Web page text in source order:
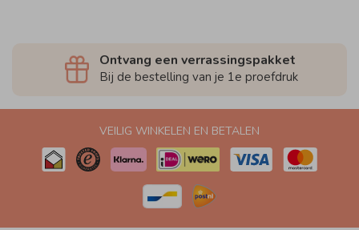
Ontvang een verrassingspakket
Bij de bestelling van je 1e proefdruk
VEILIG WINKELEN EN BETALEN